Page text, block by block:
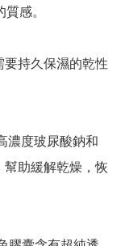
感。
持久保濕的乾性
濃度玻尿酸鈉和
助緩解乾燥，恢